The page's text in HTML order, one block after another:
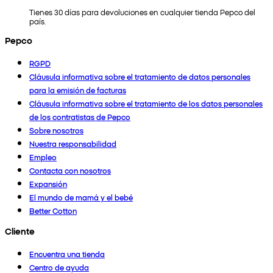
Tienes 30 días para devoluciones en cualquier tienda Pepco del
país.
Pepco
RGPD
Cláusula informativa sobre el tratamiento de datos personales
para la emisión de facturas
Cláusula informativa sobre el tratamiento de los datos personales
de los contratistas de Pepco
Sobre nosotros
Nuestra responsabilidad
Empleo
Contacta con nosotros
Expansión
El mundo de mamá y el bebé
Better Cotton
Cliente
Encuentra una tienda
Centro de ayuda